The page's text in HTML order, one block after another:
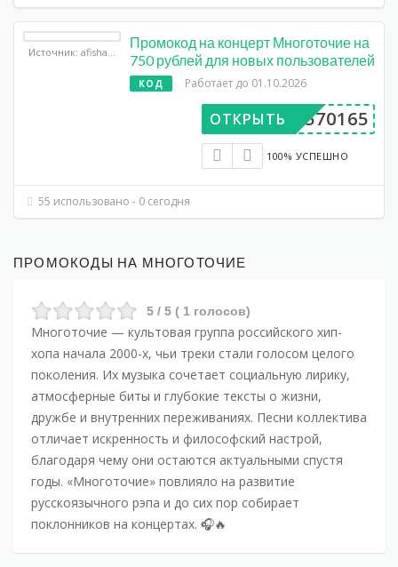
Источник: afisha.yandex.ru
Промокод на концерт Многоточие на
750 рублей для новых пользователей
КОД Работает до 01.10.2026
DP570165
ОТКРЫТЬ
100% УСПЕШНО
55 использовано - 0 сегодня
ПРОМОКОДЫ НА МНОГОТОЧИЕ
5 / 5 ( 1 голосов)
Многоточие — культовая группа российского хип-
хопа начала 2000-х, чьи треки стали голосом целого
поколения. Их музыка сочетает социальную лирику,
атмосферные биты и глубокие тексты о жизни,
дружбе и внутренних переживаниях. Песни коллектива
отличает искренность и философский настрой,
благодаря чему они остаются актуальными спустя
годы. «Многоточие» повлияло на развитие
русскоязычного рэпа и до сих пор собирает
поклонников на концертах. 🎧🔥